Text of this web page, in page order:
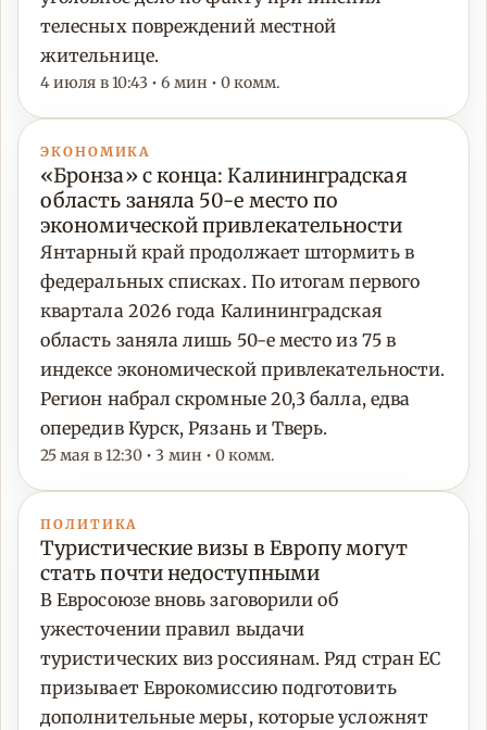
телесных повреждений местной
жительнице.
4 июля в 10:43 • 6 мин • 0 комм.
ЭКОНОМИКА
«Бронза» с конца: Калининградская
область заняла 50-е место по
экономической привлекательности
Янтарный край продолжает штормить в
федеральных списках. По итогам первого
квартала 2026 года Калининградская
область заняла лишь 50-е место из 75 в
индексе экономической привлекательности.
Регион набрал скромные 20,3 балла, едва
опередив Курск, Рязань и Тверь.
25 мая в 12:30 • 3 мин • 0 комм.
ПОЛИТИКА
Туристические визы в Европу могут
стать почти недоступными
В Евросоюзе вновь заговорили об
ужесточении правил выдачи
туристических виз россиянам. Ряд стран ЕС
призывает Еврокомиссию подготовить
дополнительные меры, которые усложнят